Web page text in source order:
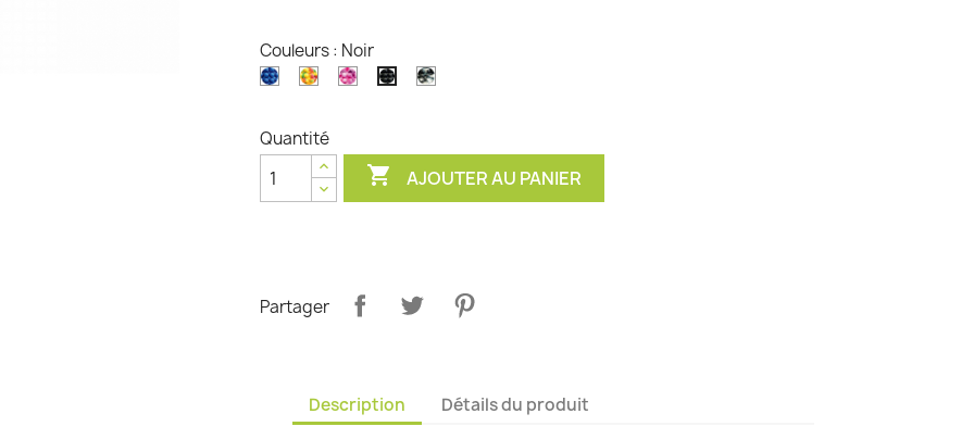
Couleurs : Noir
Bleu CandyRoseNoir Urbain
Quantité
 AJOUTER AU PANIER
Partager
Description Détails du produit